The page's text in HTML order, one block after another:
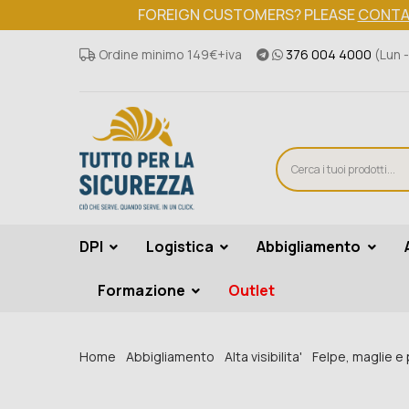
FOREIGN CUSTOMERS? PLEASE
Ordine minimo 149€+iva 376 004 4000 (Lun
DPI Logistica Abbigliamento
Formazione Outlet
Home Abbigliamento Alta visibilita' Felpe, maglie e